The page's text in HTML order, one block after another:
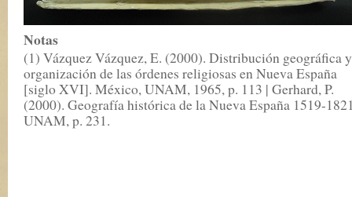
Notas
(1) Vázquez Vázquez, E. (2000). Distribución geográfica y
organización de las órdenes religiosas en Nueva España
[siglo XVI]. México, UNAM, 1965, p. 113 | Gerhard, P.
(2000). Geografía histórica de la Nueva España 1519-
UNAM, p. 231.